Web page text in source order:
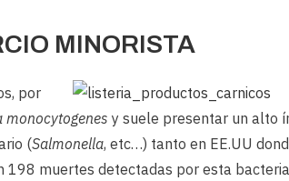
MINORISTA
por
monocytogenes y suele presentar un alto
(Salmonella, etc…) tanto en EE.UU
198 muertes detectadas por esta